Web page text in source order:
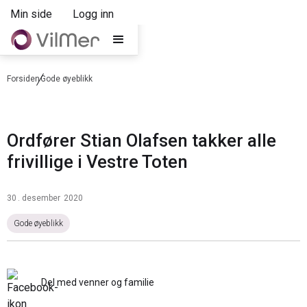
Min side Logg inn
ForsidenGode øyeblikk
Ordfører Stian Olafsen takker alle
frivillige i Vestre Toten
30 . desember 2020
Gode øyeblikk
Del med venner og familie